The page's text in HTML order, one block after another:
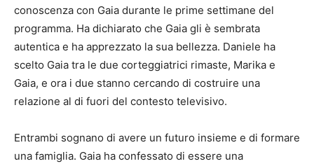
conoscenza con Gaia durante le prime settimane del
programma. Ha dichiarato che Gaia gli è sembrata
autentica e ha apprezzato la sua bellezza. Daniele ha
scelto Gaia tra le due corteggiatrici rimaste, Marika e
Gaia, e ora i due stanno cercando di costruire una
relazione al di fuori del contesto televisivo.
Entrambi sognano di avere un futuro insieme e di formare
una famiglia. Gaia ha confessato di essere una